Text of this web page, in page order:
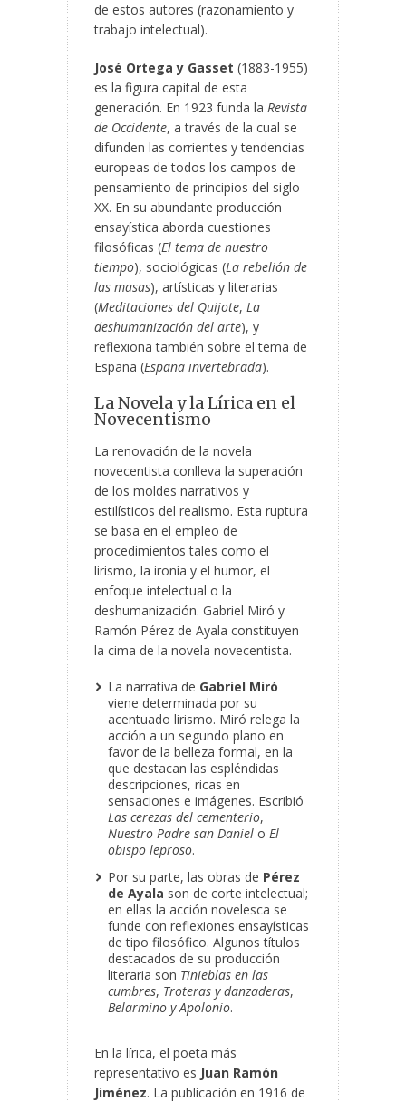
de estos autores (razonamiento y
trabajo intelectual).
José Ortega y Gasset (1883-1955)
es la figura capital de esta
generación. En 1923 funda la Revista
de Occidente, a través de la cual se
difunden las corrientes y tendencias
europeas de todos los campos de
pensamiento de principios del siglo
XX. En su abundante producción
ensayística aborda cuestiones
filosóficas (El tema de nuestro
tiempo), sociológicas (La rebelión de
las masas), artísticas y literarias
(Meditaciones del Quijote, La
deshumanización del arte), y
reflexiona también sobre el tema de
España (España invertebrada).
La Novela y la Lírica en el
Novecentismo
La renovación de la novela
novecentista conlleva la superación
de los moldes narrativos y
estilísticos del realismo. Esta ruptura
se basa en el empleo de
procedimientos tales como el
lirismo, la ironía y el humor, el
enfoque intelectual o la
deshumanización. Gabriel Miró y
Ramón Pérez de Ayala constituyen
la cima de la novela novecentista.
La narrativa de Gabriel Miró
viene determinada por su
acentuado lirismo. Miró relega la
acción a un segundo plano en
favor de la belleza formal, en la
que destacan las espléndidas
descripciones, ricas en
sensaciones e imágenes. Escribió
Las cerezas del cementerio,
Nuestro Padre san Daniel o El
obispo leproso.
Por su parte, las obras de Pérez
de Ayala son de corte intelectual;
en ellas la acción novelesca se
funde con reflexiones ensayísticas
de tipo filosófico. Algunos títulos
destacados de su producción
literaria son Tinieblas en las
cumbres, Troteras y danzaderas,
Belarmino y Apolonio.
En la lírica, el poeta más
representativo es Juan Ramón
Jiménez. La publicación en 1916 de